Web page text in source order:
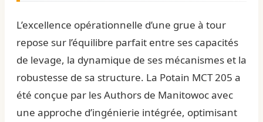
L’excellence opérationnelle d’une grue à tour
repose sur l’équilibre parfait entre ses capacités
de levage, la dynamique de ses mécanismes et la
robustesse de sa structure. La Potain MCT 205 a
été conçue par lesAuthors de Manitowoc avec
une approche d’ingénierie intégrée, optimisant